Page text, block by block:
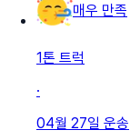
매우 만족
1톤 트럭
·
04월 27일 운송